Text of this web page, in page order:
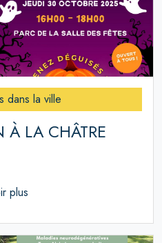
dans la ville
À LA CHÂTRE
plus